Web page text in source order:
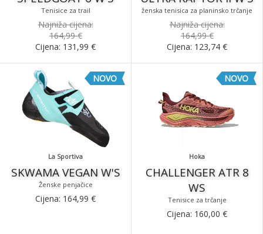
Tenisice za trail
Najniža cijena:
164,99 €
Cijena: 131,99 €
ženska tenisica za planinsko trčanje
Najniža cijena:
164,99 €
Cijena: 123,74 €
La Sportiva
SKWAMA VEGAN W'S
Ženske penjačice
NOVO
Cijena: 164,99 €
Hoka
CHALLENGER ATR 8
WS
Tenisice za trčanje
NOVO
Cijena: 160,00 €